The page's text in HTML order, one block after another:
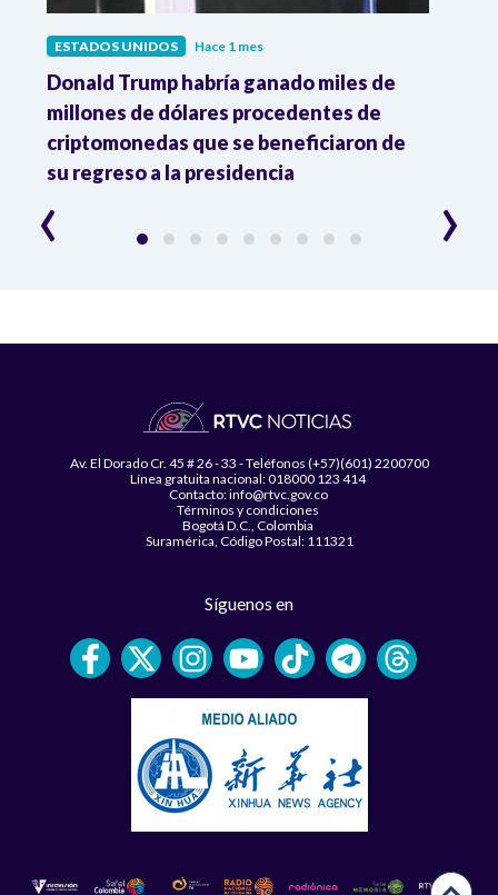
ESTADOS UNIDOS Hace 1 mes
Donald Trump habría ganado miles de
millones de dólares procedentes de
criptomonedas que se beneficiaron de
su regreso a la presidencia
‹ ›
Av. El Dorado Cr. 45 # 26 - 33 - Teléfonos (+57)(601) 2200700
Línea gratuita nacional: 018000 123 414
Contacto: info@rtvc.gov.co
Términos y condiciones
Bogotá D.C., Colombia
Suramérica, Código Postal: 111321
Síguenos en